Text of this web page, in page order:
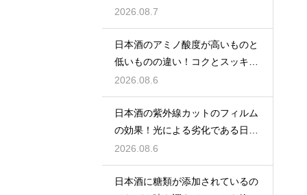
アレンジ
2026.08.7
日本酒のアミノ酸度が高いものと
低いものの違い！コクとスッキリ
感を左右
2026.08.6
日本酒の紫外線カットのフィルム
の効果！光による劣化である日光
臭を防ぐ
2026.08.6
日本酒に糖類が添加されているの